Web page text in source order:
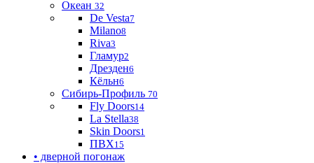
Океан 32
De Vesta7
Milano8
Riva3
Гламур2
Дрезден6
Кёльн6
Сибирь-Профиль 70
Fly Doors14
La Stella38
Skin Doors1
ПВХ15
• дверной погонаж